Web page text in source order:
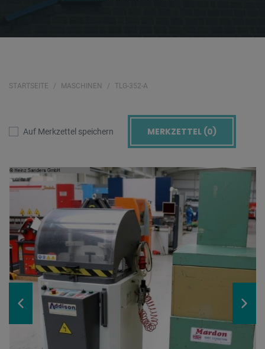
STARTSEITE MASCHINEN TLG-352-A
Auf Merkzettel speichern MERKZETTEL (0)